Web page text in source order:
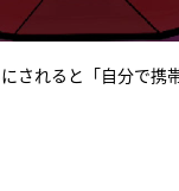
されると「自分で携